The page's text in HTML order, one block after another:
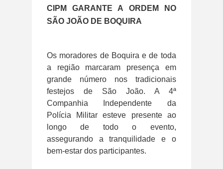
CIPM GARANTE A ORDEM NO
SÃO JOÃO DE BOQUIRA
Os moradores de Boquira e de toda
a região marcaram presença em
grande número nos tradicionais
festejos de São João. A 4ª
Companhia Independente da
Polícia Militar esteve presente ao
longo de todo o evento,
assegurando a tranquilidade e o
bem-estar dos participantes.